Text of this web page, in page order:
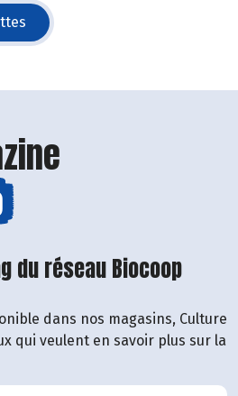
du réseau Biocoop
dans nos magasins, Culture
qui veulent en savoir plus sur la